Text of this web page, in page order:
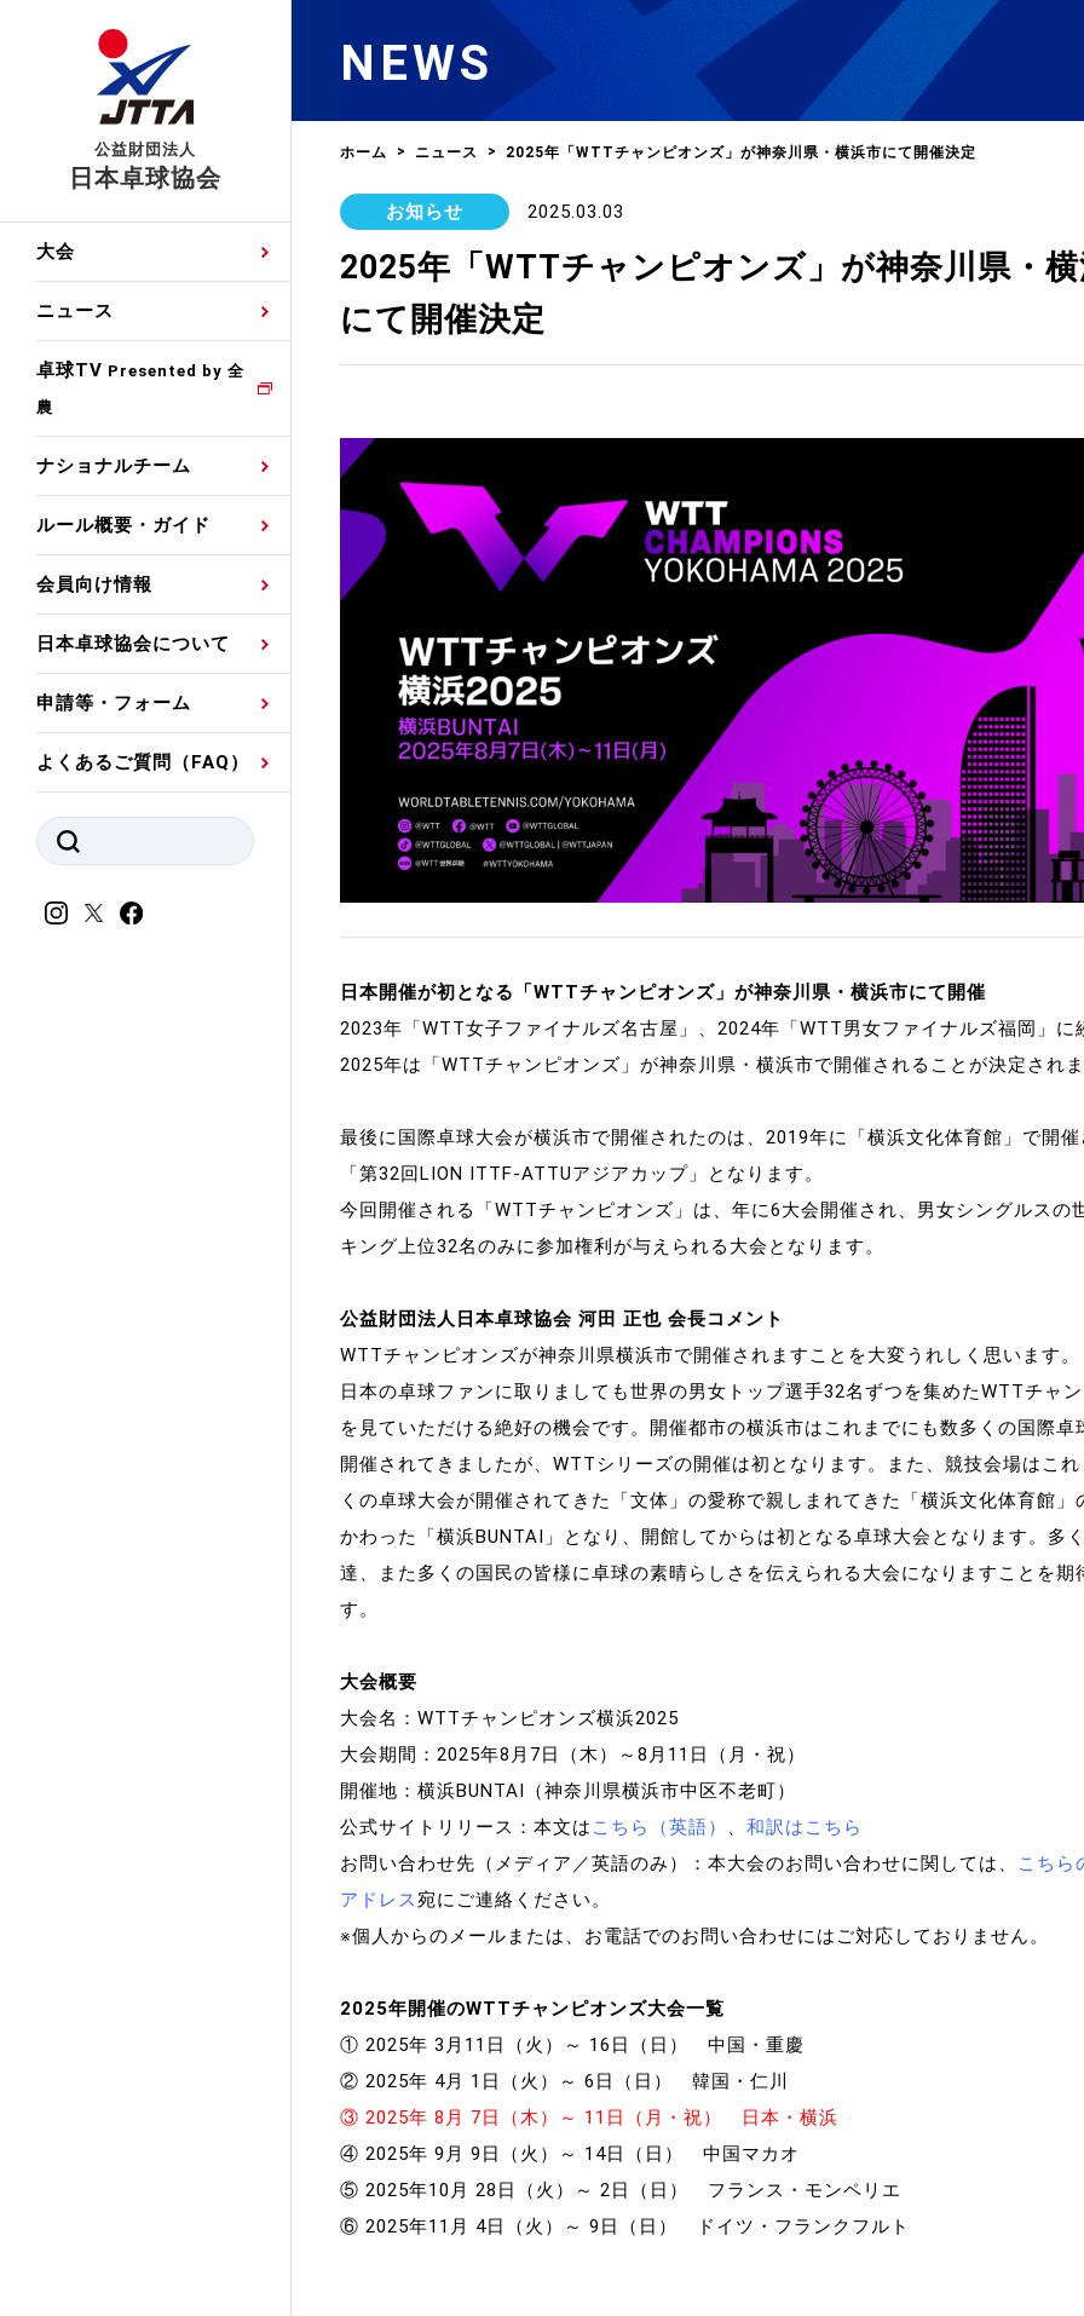
公益財団法人
日本卓球協会
大会 日程
公式記録
国内ランキング
ニュース
大会・試合
日本代表
特集
お知らせ
プレスリリース
競技者(パスウェイ)・審判
卓球TV Presented by 全
農
ナショナルチーム
男子ナショナルチーム選
手・候補
女子ナショナルチーム選
女子世界ランキング
各種選考基準
強化スタッフ
ルール概要・ガイド
卓球の基本的なルール
競技規則
観戦ガイド
スポーツ栄養カルタ
会員向け情報
協会会員登録
ゼッケンについて
競技者育成事業
公認資格者名簿
公認品一覧
公認メーカー一覧
競技者育成委員会
スポーツ医・科学委員会
会
日本卓球協会について
卓球協会のミッション
会長あいさつ
役員委員
取り組み・活動
関連団体代表委員など
規程・お見舞い制度
ハンドブックデータ
事業計画・事業報告
JTTAスポーツ団体ガバナ
ンスコード
スポーツ振興くじ助成事業
加盟団体一覧
加盟団体登録人数
関連組織一覧
販売品一覧
申請等・フォーム
国際交流届申込みフォーム
国際大会自主参加申請
競技ウエア広告申請
日本卓球ルールのお問い合
わせ
審判員ネームプレート制作
申込
よくあるご質問（FAQ）
NEWS
ホーム ニュース 2025年「WTTチャンピオンズ」が神奈川県・横浜市にて開催決定
お知らせ 2025.03.03
2025年「WTTチャンピオンズ」が神奈川県・
にて開催決定
日本開催が初となる「WTTチャンピオンズ」が神奈川県・横浜市にて開催
2023年「WTT女子ファイナルズ名古屋」、2024年「WTT男女ファイナルズ福岡」に
2025年は「WTTチャンピオンズ」が神奈川県・横浜市で開催されることが決定され
最後に国際卓球大会が横浜市で開催されたのは、2019年に「横浜文化体育館」で開
「第32回LION ITTF-ATTUアジアカップ」となります。
今回開催される「WTTチャンピオンズ」は、年に6大会開催され、男女シングルスの
キング上位32名のみに参加権利が与えられる大会となります。
公益財団法人日本卓球協会 河田 正也 会長コメント
WTTチャンピオンズが神奈川県横浜市で開催されますことを大変うれしく思います。
日本の卓球ファンに取りましても世界の男女トップ選手32名ずつを集めたWTTチャ
を見ていただける絶好の機会です。開催都市の横浜市はこれまでにも数多くの国際卓
開催されてきましたが、WTTシリーズの開催は初となります。また、競技会場はこ
くの卓球大会が開催されてきた「文体」の愛称で親しまれてきた「横浜文化体育館」
かわった「横浜BUNTAI」となり、開館してからは初となる卓球大会となります。多
達、また多くの国民の皆様に卓球の素晴らしさを伝えられる大会になりますことを期
す。
大会概要
大会名：WTTチャンピオンズ横浜2025
大会期間：2025年8月7日（木）～8月11日（月・祝）
開催地：横浜BUNTAI（神奈川県横浜市中区不老町）
公式サイトリリース：本文は こちら（英語） 、 和訳はこちら
お問い合わせ先（メディア／英語のみ）：本大会のお問い合わせに関しては、
こちら
アドレス宛にご連絡ください。
※個人からのメールまたは、お電話でのお問い合わせにはご対応しておりません。
2025年開催のWTTチャンピオンズ大会一覧
① 2025年 3月11日（火）～ 16日（日） 中国・重慶
② 2025年 4月 1日（火）～ 6日（日） 韓国・仁川
③ 2025年 8月 7日（木）～ 11日（月・祝） 日本・横浜
④ 2025年 9月 9日（火）～ 14日（日） 中国マカオ
⑤ 2025年10月 28日（火）～ 2日（日） フランス・モンペリエ
⑥ 2025年11月 4日（火）～ 9日（日） ドイツ・フランクフルト